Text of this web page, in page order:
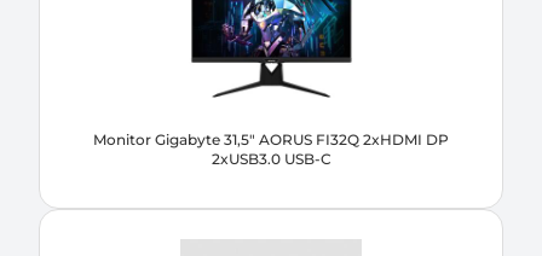
Monitor Gigabyte 31,5" AORUS FI32Q 2xHDMI DP
2xUSB3.0 USB-C